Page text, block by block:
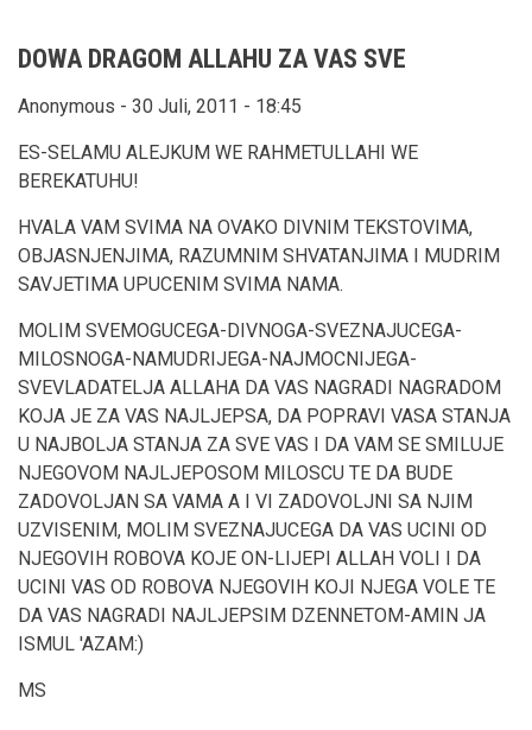
DOWA DRAGOM ALLAHU ZA VAS SVE
Anonymous - 30 Juli, 2011 - 18:45
ES-SELAMU ALEJKUM WE RAHMETULLAHI WE
BEREKATUHU!
HVALA VAM SVIMA NA OVAKO DIVNIM TEKSTOVIMA,
OBJASNJENJIMA, RAZUMNIM SHVATANJIMA I MUDRIM
SAVJETIMA UPUCENIM SVIMA NAMA.
MOLIM SVEMOGUCEGA-DIVNOGA-SVEZNAJUCEGA-
MILOSNOGA-NAMUDRIJEGA-NAJMOCNIJEGA-
SVEVLADATELJA ALLAHA DA VAS NAGRADI NAGRADOM
KOJA JE ZA VAS NAJLJEPSA, DA POPRAVI VASA STANJA
U NAJBOLJA STANJA ZA SVE VAS I DA VAM SE SMILUJE
NJEGOVOM NAJLJEPOSOM MILOSCU TE DA BUDE
ZADOVOLJAN SA VAMA A I VI ZADOVOLJNI SA NJIM
UZVISENIM, MOLIM SVEZNAJUCEGA DA VAS UCINI OD
NJEGOVIH ROBOVA KOJE ON-LIJEPI ALLAH VOLI I DA
UCINI VAS OD ROBOVA NJEGOVIH KOJI NJEGA VOLE TE
DA VAS NAGRADI NAJLJEPSIM DZENNETOM-AMIN JA
ISMUL 'AZAM:)
MS